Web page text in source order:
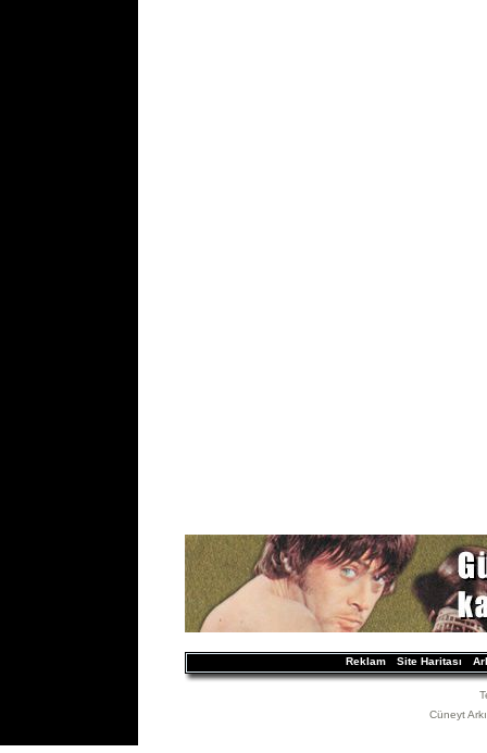
Reklam Site Haritası
Cüneyt